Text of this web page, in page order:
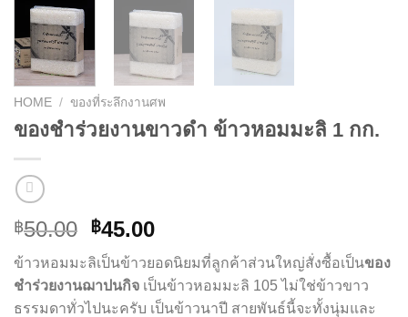
HOME / ของที่ระลึกงานศพ
ของชำร่วยงานขาวดำ ข้าวหอมมะลิ 1 กก.
฿50.00 Original
price
was:
฿50.00.
฿45.00Current
price
is:
฿45.00.
ข้าวหอมมะลิเป็นข้าวยอดนิยมที่ลูกค้าส่วนใหญ่สั่งซื้อเป็นของ
ชำร่วยงานฌาปนกิจ เป็นข้าวหอมมะลิ 105 ไม่ใช่ข้าวขาว
ธรรมดาทั่วไปนะครับ เป็นข้าวนาปี สายพันธ์นี้จะทั้งนุ่มและ